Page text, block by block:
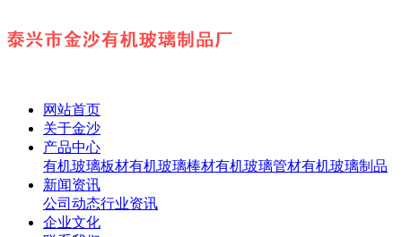
网站首页
关于金沙
产品中心
有机玻璃板材有机玻璃棒材有机玻璃管材有机玻璃制品
新闻资讯
公司动态行业资讯
企业文化